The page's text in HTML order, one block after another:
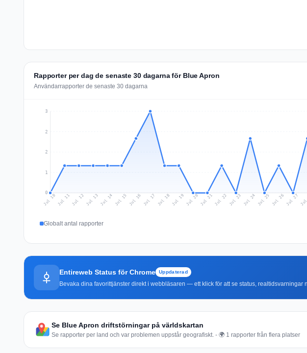
Rapporter per dag de senaste 30 dagarna för Blue Apron
Användarrapporter de senaste 30 dagarna
0
1
2
2
3
Jul 10 Jul 11Jul 12Jul 13 Jul 14 Jul 15 Jul 16 Jul 17 Jul 18Jul 19 Jul 20 Jul 21Jul 22 Jul 23 Jul 24 Jul 25 Jul 26Jul 27
Globalt antal rapporter
Entireweb Status för Chrome Uppdaterad
Bevaka dina favorittjänster direkt i webbläsaren — ett klick för att se status, realtidsvarningar
Se Blue Apron driftstörningar på världskartan
Se rapporter per land och var problemen uppstår geografiskt. - 🌍 1 rapporter från flera platser